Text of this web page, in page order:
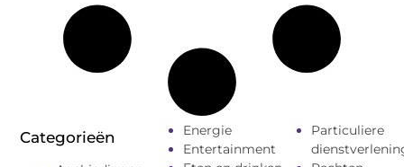
Categorieën
Energie
Entertainment
Particuliere